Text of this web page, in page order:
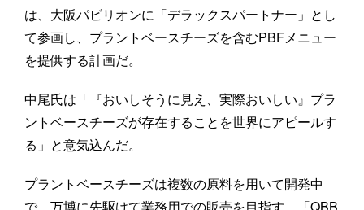
は、大阪パビリオンに「デラックスパートナー」とし
て参画し、プラントベースチーズを含むPBFメニュー
を提供する計画だ。
中尾氏は「『おいしそうに見え、実際おいしい』プラ
ントベースチーズが存在することを世界にアピールす
る」と意気込んだ。
プラントベースチーズは複数の原料を用いて開発中
で、万博に先駆けて業務用での販売を目指す。「QBB